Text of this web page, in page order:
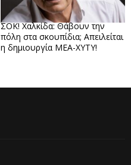
ΣΟΚ! Χαλκίδα: Θάβουν την
πόλη στα σκουπίδια; Απειλείται
η δημιουργία ΜΕΑ-ΧΥΤΥ!